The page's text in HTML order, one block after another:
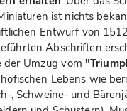
ist nichts
Entwurf von
Abschriften
der Umzug vom
Lebens wie
, Schweine- und